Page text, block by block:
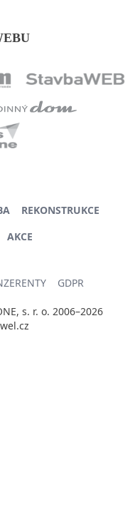
REKONSTRUKCE
AKCE
GDPR
s. r. o. 2006–2026